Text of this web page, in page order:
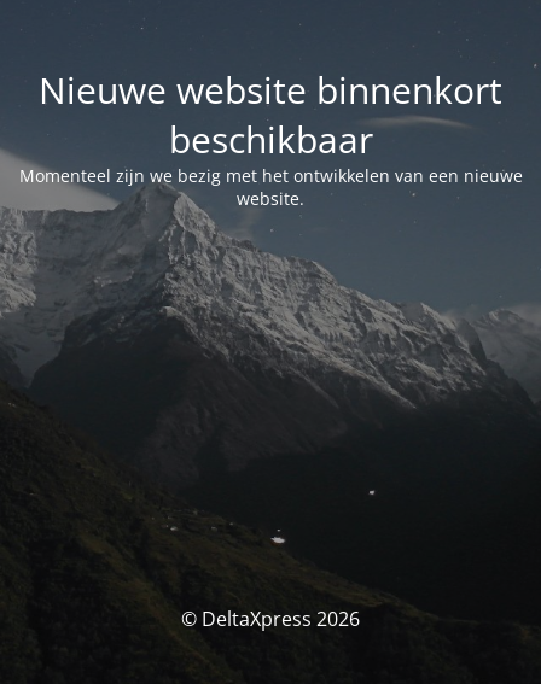
Nieuwe website binnenkort
beschikbaar
Momenteel zijn we bezig met het ontwikkelen van een nieuwe
website.
© DeltaXpress 2026